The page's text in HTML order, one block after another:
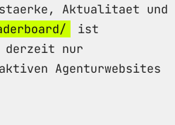
Aktualitaet und
ist
derzeit nur
Agenturwebsites